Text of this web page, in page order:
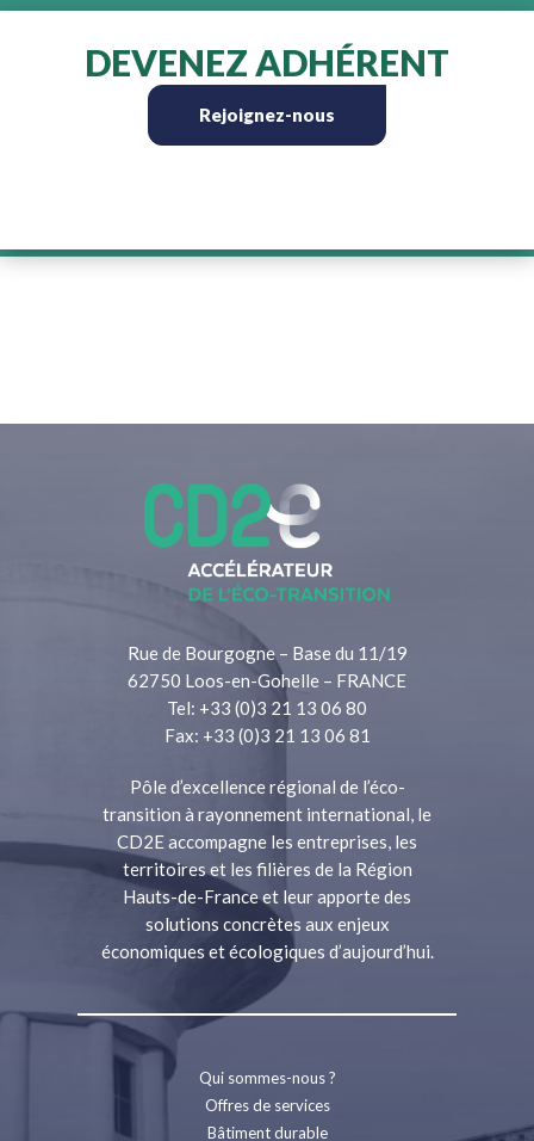
DEVENEZ ADHÉRENT
Rejoignez-nous
Rue de Bourgogne – Base du 11/19
62750 Loos-en-Gohelle – FRANCE
Tel: +33 (0)3 21 13 06 80
Fax: +33 (0)3 21 13 06 81
Pôle d’excellence régional de l’éco-
transition à rayonnement international, le
CD2E accompagne les entreprises, les
territoires et les filières de la Région
Hauts-de-France et leur apporte des
solutions concrètes aux enjeux
économiques et écologiques d’aujourd’hui.
Qui sommes-nous ?
Offres de services
Bâtiment durable